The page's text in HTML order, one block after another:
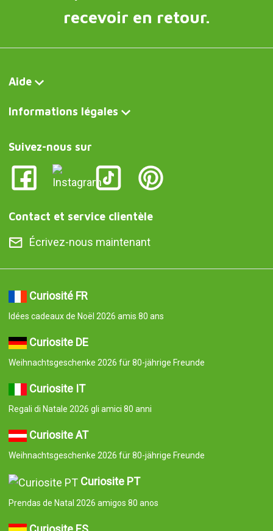
recevoir en retour.
Aide
Informations légales
Suivez-nous sur
Contact et service clientèle
Écrivez-nous maintenant
Curiosité FR
Idées cadeaux de Noël 2026 amis 80 ans
Curiosite DE
Weihnachtsgeschenke 2026 für 80-jährige Freunde
Curiosite IT
Regali di Natale 2026 gli amici 80 anni
Curiosite AT
Weihnachtsgeschenke 2026 für 80-jährige Freunde
Curiosite PT
Prendas de Natal 2026 amigos 80 anos